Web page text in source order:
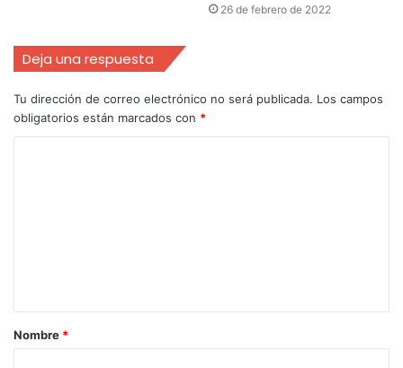
26 de febrero de 2022
Deja una respuesta
Tu dirección de correo electrónico no será publicada. Los campos
obligatorios están marcados con *
Nombre *